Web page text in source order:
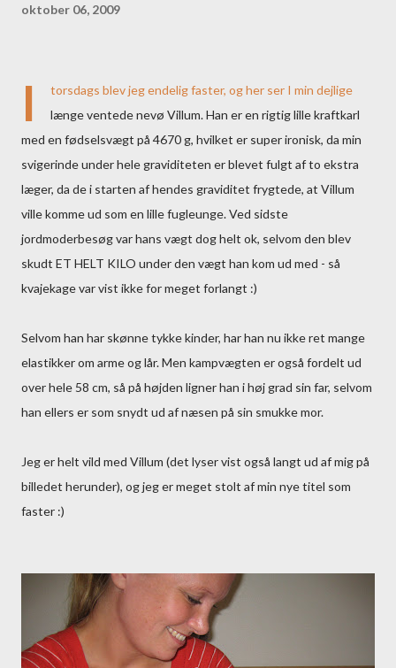
oktober 06, 2009
I
torsdags blev jeg endelig faster, og her ser I min dejlige
længe ventede nevø Villum. Han er en rigtig lille kraftkarl
med en fødselsvægt på 4670 g, hvilket er super ironisk, da min
svigerinde under hele graviditeten er blevet fulgt af to ekstra
læger, da de i starten af hendes graviditet frygtede, at Villum
ville komme ud som en lille fugleunge. Ved sidste
jordmoderbesøg var hans vægt dog helt ok, selvom den blev
skudt ET HELT KILO under den vægt han kom ud med - så
kvajekage var vist ikke for meget forlangt :)
Selvom han har skønne tykke kinder, har han nu ikke ret mange
elastikker om arme og lår. Men kampvægten er også fordelt ud
over hele 58 cm, så på højden ligner han i høj grad sin far, selvom
han ellers er som snydt ud af næsen på sin smukke mor.
Jeg er helt vild med Villum (det lyser vist også langt ud af mig på
billedet herunder), og jeg er meget stolt af min nye titel som
faster :)